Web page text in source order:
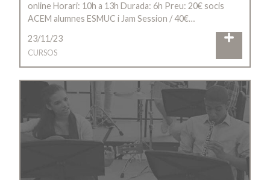
online Horari: 10h a 13h Durada: 6h Preu: 20€ socis
ACEM alumnes ESMUC i Jam Session / 40€…
23/11/23
CURSOS